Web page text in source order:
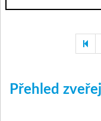
Přehled